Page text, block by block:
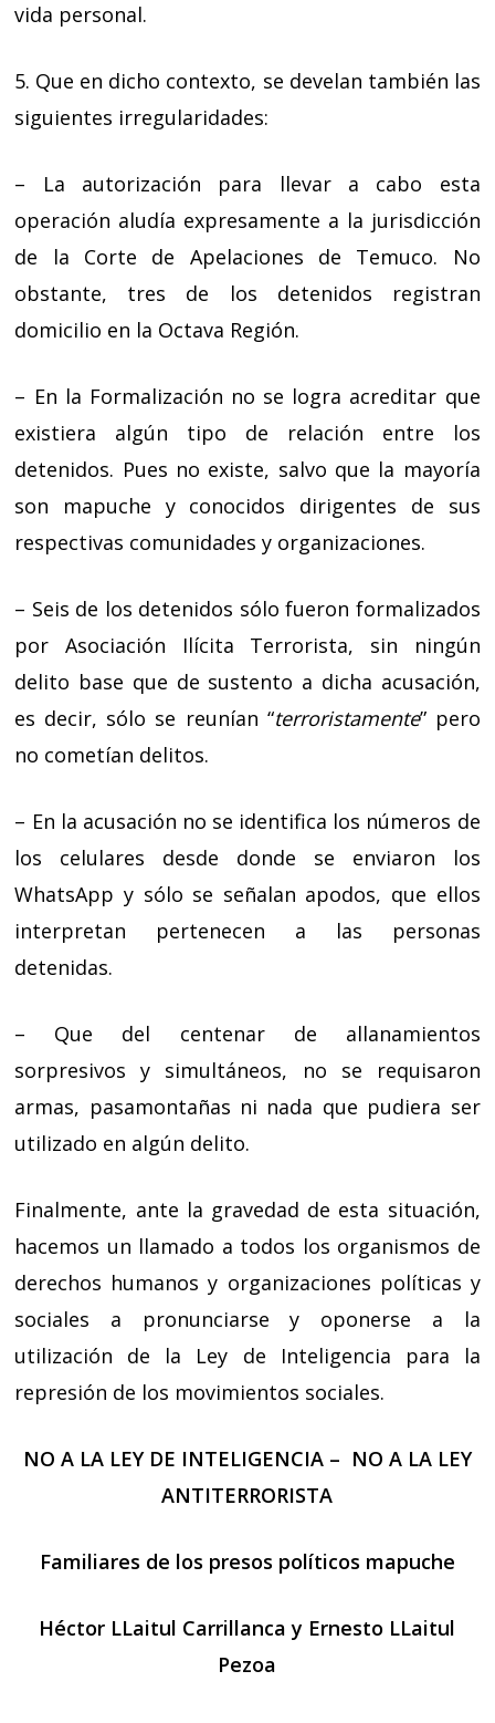
vida personal.
5. Que en dicho contexto, se develan también las
siguientes irregularidades:
– La autorización para llevar a cabo esta
operación aludía expresamente a la jurisdicción
de la Corte de Apelaciones de Temuco. No
obstante, tres de los detenidos registran
domicilio en la Octava Región.
– En la Formalización no se logra acreditar que
existiera algún tipo de relación entre los
detenidos. Pues no existe, salvo que la mayoría
son mapuche y conocidos dirigentes de sus
respectivas comunidades y organizaciones.
– Seis de los detenidos sólo fueron formalizados
por Asociación Ilícita Terrorista, sin ningún
delito base que de sustento a dicha acusación,
es decir, sólo se reunían “terroristamente” pero
no cometían delitos.
– En la acusación no se identifica los números de
los celulares desde donde se enviaron los
WhatsApp y sólo se señalan apodos, que ellos
interpretan pertenecen a las personas
detenidas.
– Que del centenar de allanamientos
sorpresivos y simultáneos, no se requisaron
armas, pasamontañas ni nada que pudiera ser
utilizado en algún delito.
Finalmente, ante la gravedad de esta situación,
hacemos un llamado a todos los organismos de
derechos humanos y organizaciones políticas y
sociales a pronunciarse y oponerse a la
utilización de la Ley de Inteligencia para la
represión de los movimientos sociales.
NO A LA LEY DE INTELIGENCIA – NO A LA LEY
ANTITERRORISTA
Familiares de los presos políticos mapuche
Héctor LLaitul Carrillanca y Ernesto LLaitul
Pezoa